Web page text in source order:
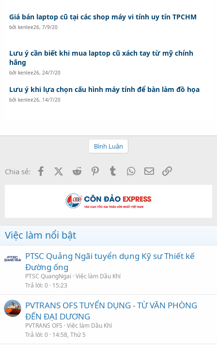
Giá bán laptop cũ tại các shop máy vi tính uy tín TPCHM
bởi kenlee26, 7/9/20
Lưu ý cần biết khi mua laptop cũ xách tay từ mỹ chính
hãng
bởi kenlee26, 24/7/20
Lưu ý khi lựa chọn cấu hình máy tính để bàn làm đồ họa
bởi kenlee26, 14/7/20
Bình Luận
Chia sẻ: FacebookX (Twitter)
Reddit PinterestTumblr WhatsApp
Email
Việc làm nổi bật
PTSC Quảng Ngãi tuyển dụng Kỹ sư Thiết kế
Đường ống
PTSC QuangNgai Việc làm Dầu Khí
Trả lời 0 15:23
PVTRANS OFS TUYỂN DỤNG - TỪ VĂN PHÒNG
ĐẾN ĐẠI DƯƠNG
PVTRANS OFS Việc làm Dầu Khí
Trả lời 0 14:58, Thứ 5